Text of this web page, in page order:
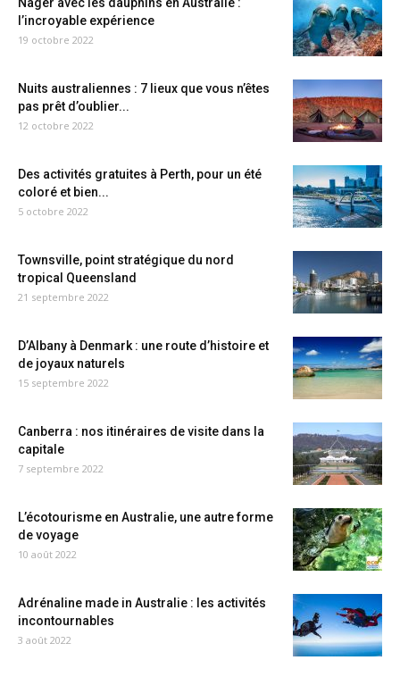
l’incroyable expérience
19 octobre 2022
Nuits australiennes : 7 lieux que vous n’êtes
pas prêt d’oublier...
12 octobre 2022
Des activités gratuites à Perth, pour un été
coloré et bien...
5 octobre 2022
Townsville, point stratégique du nord
tropical Queensland
21 septembre 2022
D’Albany à Denmark : une route d’histoire et
de joyaux naturels
15 septembre 2022
Canberra : nos itinéraires de visite dans la
capitale
7 septembre 2022
L’écotourisme en Australie, une autre forme
de voyage
10 août 2022
Adrénaline made in Australie : les activités
incontournables
3 août 2022